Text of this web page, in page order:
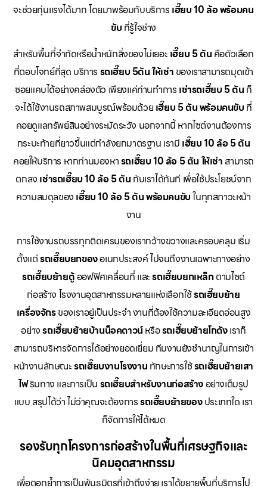
จะช่วยทุ่นแรงได้มาก โดยมาพร้อมกับบริการ เฮี๊ยบ 10 ล้อ พร้อมคน
ขับ ที่รู้ใจช่าง
สำหรับพื้นที่จำกัดหรือน้ำหนักสิ่งของไม่เยอะ เฮี๊ยบ 5 ตัน คือตัวเลือก
ที่ตอบโจทย์ที่สุด บริการ รถเฮี๊ยบ 5ตัน ให้เช่า ของเราสามารถมุดเข้า
ซอยแคบได้อย่างคล่องตัว เพียงแค่ท่านทำการ เช่ารถเฮี๊ยบ 5 ตัน ก็
จะได้ใช้งานรถสภาพสมบูรณ์พร้อมด้วย เฮี๊ยบ 5 ตัน พร้อมคนขับ ที่
คอยดูแลทรัพย์สินอย่างระมัดระวัง นอกจากนี้ หากไซต์งานต้องการ
กระบะท้ายที่ยาวขึ้นแต่กำลังยกมาตรฐาน เรามี เฮี๊ยบ 10 ล้อ 5 ตัน
คอยให้บริการ หากท่านมองหารถเฮี๊ยบ 10 ล้อ 5 ตัน ให้เช่า สามารถ
ตกลง เช่ารถเฮี๊ยบ 10 ล้อ 5 ตัน กับเราได้ทันที เพื่อใช้ประโยชน์จาก
ความสมดุลของ เฮี๊ยบ 10 ล้อ 5 ตัน พร้อมคนขับในทุกสภาวะหน้า
งาน
การใช้งานรถบรรทุกติดเครนของเรากว้างขวางและครอบคลุม เริ่ม
ตั้งแต่รถเฮี๊ยบยกของอเนกประสงค์ ไปจนถึงงานเฉพาะทางอย่าง
รถเฮี๊ยบย้ายตู้ออฟฟิศเคลื่อนที่ และรถเฮี๊ยบยกเหล็กตามไซต์
ก่อสร้าง โรงงานอุตสาหกรรมหลายแห่งเลือกใช้รถเฮี๊ยบย้าย
เครื่องจักรของเราอยู่เป็นประจำ งานที่ต้องใช้ความละเอียดอ่อนสูง
อย่างรถเฮี๊ยบย้ายบ้านน็อคดาวน์หรือรถเฮี๊ยบย้ายโกดังเราก็
สามารถบริหารจัดการได้อย่างยอดเยี่ยม ทีมงานยังชำนาญในการเข้า
หน้างานลักษณะรถเฮี๊ยบงานโรงงาน ทักษะการใช้รถเฮี๊ยบย้ายเสา
ไฟริมทาง และการเป็น รถเฮี๊ยบสำหรับงานก่อสร้างอย่างเต็มรูป
แบบ สรุปได้ว่า ไม่ว่าคุณจะต้องการรถเฮี๊ยบย้ายของประเภทใด เรา
ก็จัดการให้ได้หมด
รองรับทุกโครงการก่อสร้างในพื้นที่เศรษฐกิจและ
นิคมอุตสาหกรรม
เพื่อตอกย้ำการเป็นพันธมิตรที่เข้าถึงง่าย เราได้ขยายพื้นที่บริการไป